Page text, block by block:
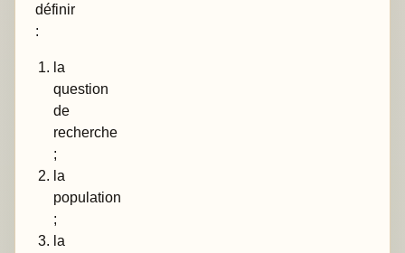
définir
:
la
question
de
recherche
;
la
population
;
la